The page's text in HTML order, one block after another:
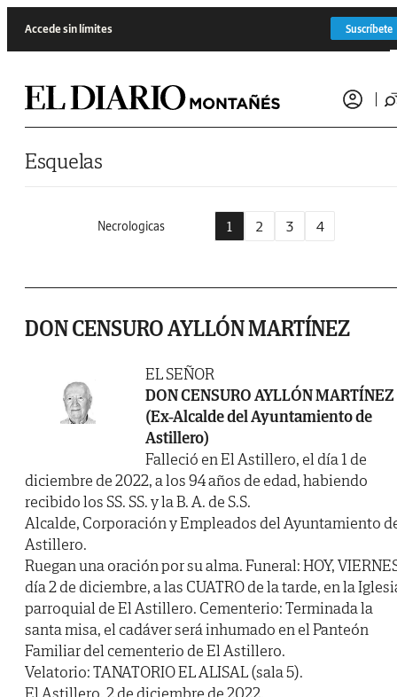
Accede sin límites Suscríbete
Esquelas
Necrologicas 1 2 3 4
DON CENSURO AYLLÓN MARTÍNEZ
EL SEÑOR
DON CENSURO AYLLÓN MARTÍNEZ
(Ex-Alcalde del Ayuntamiento de
Astillero)
Falleció en El Astillero, el día 1 de
diciembre de 2022, a los 94 años de edad, habiendo
recibido los SS. SS. y la B. A. de S.S.
Alcalde, Corporación y Empleados del Ayuntamiento
Astillero.
Ruegan una oración por su alma. Funeral: HOY,
día 2 de diciembre, a las CUATRO de la tarde, en la
parroquial de El Astillero. Cementerio: Terminada la
santa misa, el cadáver será inhumado en el Panteón
Familiar del cementerio de El Astillero.
Velatorio: TANATORIO EL ALISAL (sala 5).